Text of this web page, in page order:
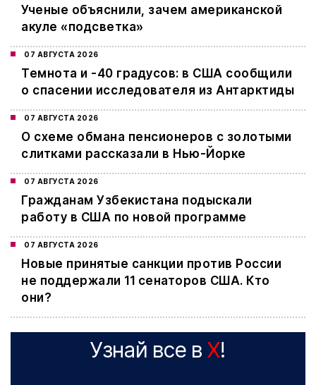
Ученые объяснили, зачем американской
акуле «подсветка»
07 АВГУСТА 2026
Темнота и -40 градусов: в США сообщили
о спасении исследователя из Антарктиды
07 АВГУСТА 2026
О схеме обмана пенсионеров с золотыми
слитками рассказали в Нью-Йорке
07 АВГУСТА 2026
Гражданам Узбекистана подыскали
работу в США по новой программе
07 АВГУСТА 2026
Новые принятые санкции против России
не поддержали 11 сенаторов США. Кто
они?
Узнай все в X!